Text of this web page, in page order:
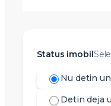
Status imobil
Nu detin
Detin deja